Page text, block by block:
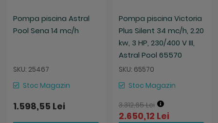
Pompa piscina Astral
Pool Sena 14 mc/h
SKU: 25467
Stoc Magazin
1.598,55 Lei
Pompa piscina Victoria
Plus Silent 34 mc/h, 2.20
kw, 3 HP, 230/400 V III,
Astral Pool 65570
SKU: 65570
Stoc Magazin
3.312,65 Lei
2.650,12 Lei